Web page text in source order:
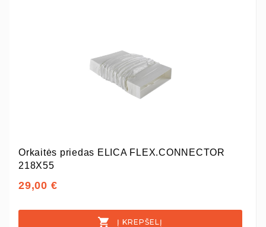
Orkaitės priedas ELICA FLEX.CONNECTOR
218X55
29,00 €
Į KREPŠELĮ